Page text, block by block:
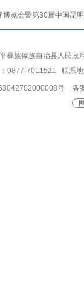
览会暨第30届中国昆
彝族傣族自治县人民
0877-7011521 联系
号
备